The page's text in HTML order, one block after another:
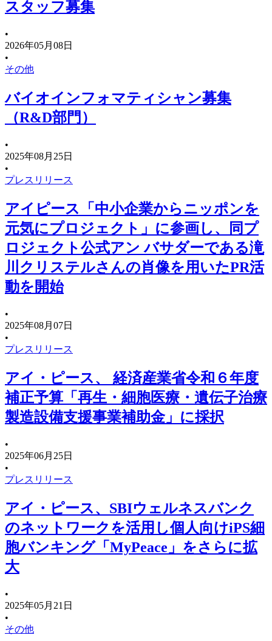
スタッフ募集
バイオインフォマティシャン募集
（R&D部門）
•
2026年05月08日
•
その他
アイピース「中⼩企業からニッポンを
元気にプロジェクト」に参画し、同プ
ロジェクト公式アン バサダーである滝
川クリステルさんの肖像を⽤いたPR活
動を開始
•
2025年08月25日
•
プレスリリース
アイ・ピース、 経済産業省令和６年度
補正予算「再生・細胞医療・遺伝子治療
製造設備支援事業補助金」に採択
•
2025年08月07日
•
プレスリリース
アイ・ピース、SBIウェルネスバンク
のネットワークを活用し個人向けiPS細
胞バンキング「MyPeace」をさらに拡
大
•
2025年06月25日
•
プレスリリース
•
2025年05月21日
•
その他